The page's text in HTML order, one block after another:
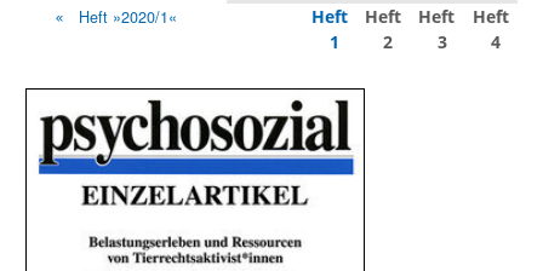
Heft »2020/1«
Heft
1
Heft
2
Heft
3
Heft
4